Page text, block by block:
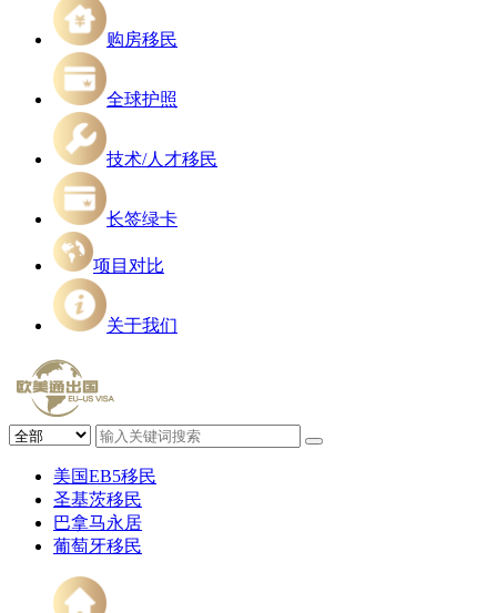
购房移民
全球护照
技术/人才移民
长签绿卡
项目对比
关于我们
美国EB5移民
圣基茨移民
巴拿马永居
葡萄牙移民